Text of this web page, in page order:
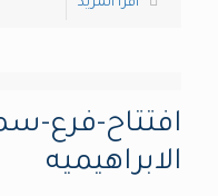
اقرأ المزيد
افتتاح-فرع-
الابراهيميه